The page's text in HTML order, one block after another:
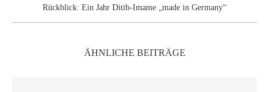
Rückblick: Ein Jahr Ditib-Imame „made in Germany“
ÄHNLICHE BEITRÄGE